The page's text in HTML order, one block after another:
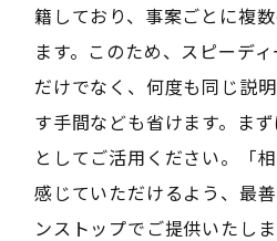
籍しており、事案ごとに複
ます。このため、スピーデ
だけでなく、何度も同じ説
す手間なども省けます。ま
としてご活用ください。「
感じていただけるよう、最
ンストップでご提供いたしま